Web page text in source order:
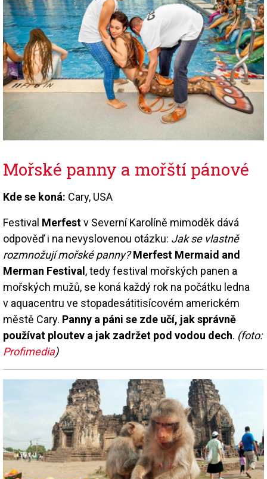
Mořské panny a mořští pánové
Kde se koná: Cary, USA
Festival Merfestv Severní Karolíně mimoděk dává
odpověď i na nevyslovenou otázku: Jak se vlastně
rozmnožují mořské panny? Merfest Mermaid and
Merman Festival, tedy festival mořských panen a
mořských mužů, se koná každý rok na počátku ledna
v aquacentru ve stopadesátitisícovém americkém
městě Cary. Panny a páni se zde učí, jak správně
používat ploutev a jak zadržet pod vodou dech. (foto:
Profimedia)